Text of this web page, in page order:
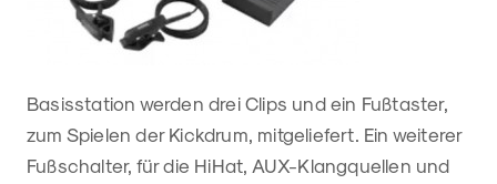
Basisstation werden drei Clips und ein Fußtaster,
zum Spielen der Kickdrum, mitgeliefert. Ein weiterer
Fußschalter, für die HiHat, AUX-Klangquellen und